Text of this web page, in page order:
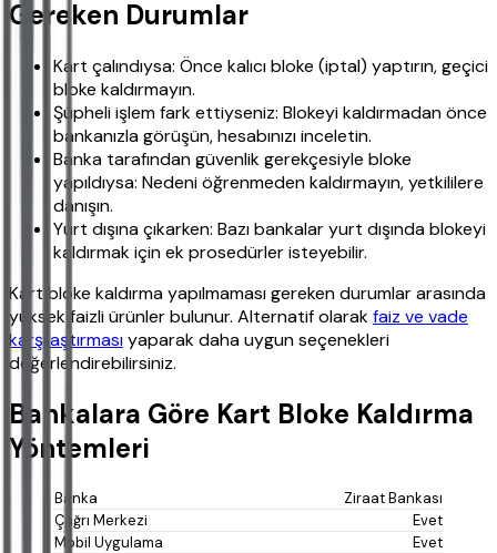
Gereken Durumlar
Kart çalındıysa: Önce kalıcı bloke (iptal) yaptırın, geçici
bloke kaldırmayın.
Şüpheli işlem fark ettiyseniz: Blokeyi kaldırmadan önce
bankanızla görüşün, hesabınızı inceletin.
Banka tarafından güvenlik gerekçesiyle bloke
yapıldıysa: Nedeni öğrenmeden kaldırmayın, yetkililere
danışın.
Yurt dışına çıkarken: Bazı bankalar yurt dışında blokeyi
kaldırmak için ek prosedürler isteyebilir.
Kart bloke kaldırma yapılmaması gereken durumlar arasında
yüksek faizli ürünler bulunur. Alternatif olarakfaiz ve vade
karşılaştırmasıyaparak daha uygun seçenekleri
değerlendirebilirsiniz.
Bankalara Göre Kart Bloke Kaldırma
Yöntemleri
Ziraat Bankası
Evet
Evet